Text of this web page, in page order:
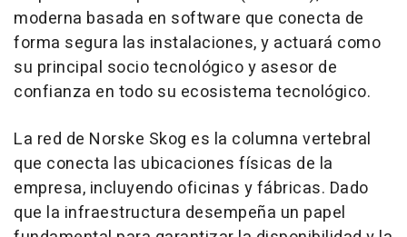
moderna basada en software que conecta de
forma segura las instalaciones, y actuará como
su principal socio tecnológico y asesor de
confianza en todo su ecosistema tecnológico.
La red de Norske Skog es la columna vertebral
que conecta las ubicaciones físicas de la
empresa, incluyendo oficinas y fábricas. Dado
que la infraestructura desempeña un papel